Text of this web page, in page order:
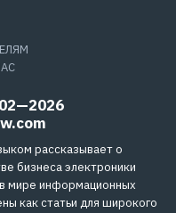
рассказывает о
бизнеса электроники
мире информационных
как статьи для широкого